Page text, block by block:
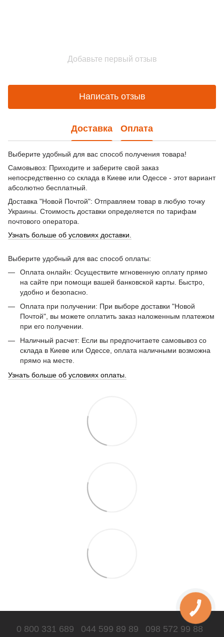
Добавьте первый отзыв
Написать отзыв
Доставка Оплата
Выберите удобный для вас способ получения товара!
Самовывоз: Приходите и заберите свой заказ
непосредственно со склада в Киеве или Одессе - этот вариант
абсолютно бесплатный.
Доставка "Новой Почтой": Отправляем товар в любую точку
Украины. Стоимость доставки определяется по тарифам
почтового оператора.
Узнать больше об условиях доставки.
Выберите удобный для вас способ оплаты:
Оплата онлайн: Осуществите мгновенную оплату прямо
на сайте при помощи вашей банковской карты. Быстро,
удобно и безопасно.
Оплата при получении: При выборе доставки "Новой
Почтой", вы можете оплатить заказ наложенным платежом
при его получении.
Наличный расчет: Если вы предпочитаете самовывоз со
склада в Киеве или Одессе, оплата наличными возможна
прямо на месте.
Узнать больше об условиях оплаты.
0 800 331 689 044 599 89 89 098 572 99 88